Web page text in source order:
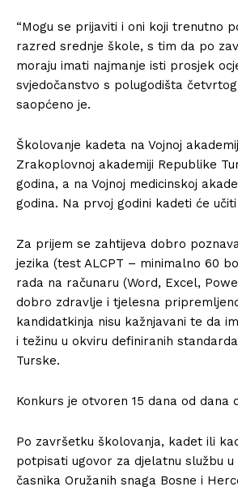
“Mogu se prijaviti i oni koji trenutno
razred srednje škole, s tim da po
moraju imati najmanje isti prosjek
svjedočanstvo s polugodišta četvrtog
saopćeno je.
Školovanje kadeta na Vojnoj
Zrakoplovnoj akademiji Republike
godina, a na Vojnoj medicinskoj
godina. Na prvoj godini kadeti će
Za prijem se zahtijeva dobro
jezika (test ALCPT – minimalno 60
rada na računaru (Word, Excel,
dobro zdravlje i tjelesna
kandidatkinja nisu kažnjavani te da
i težinu u okviru definiranih
Turske.
Konkurs je otvoren 15 dana od dana
Po završetku školovanja, kadet ili
potpisati ugovor za djelatnu službu u
časnika Oružanih snaga Bosne i